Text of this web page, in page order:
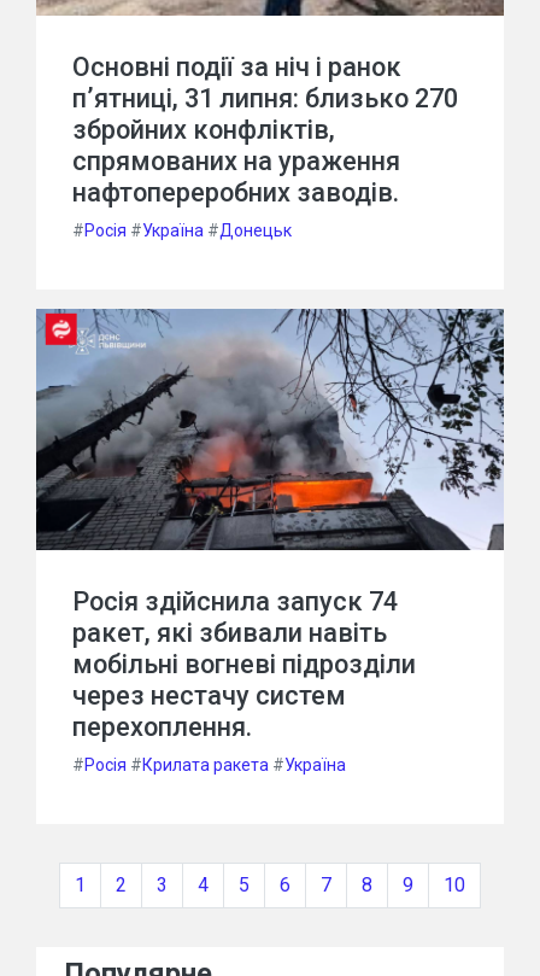
Основні події за ніч і ранок
п’ятниці, 31 липня: близько 270
збройних конфліктів,
спрямованих на ураження
нафтопереробних заводів.
#Росія #Україна #Донецьк
Росія здійснила запуск 74
ракет, які збивали навіть
мобільні вогневі підрозділи
через нестачу систем
перехоплення.
#Росія #Крилата ракета #Україна
1 2 3 4 5 6 7 8 9 10